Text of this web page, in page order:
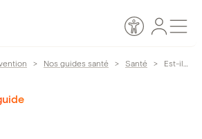
Accessibilité
Espace
> Nos guides santé > Santé > Est-il obligatoire souscrire à une mutuelle en tant que jeune ?